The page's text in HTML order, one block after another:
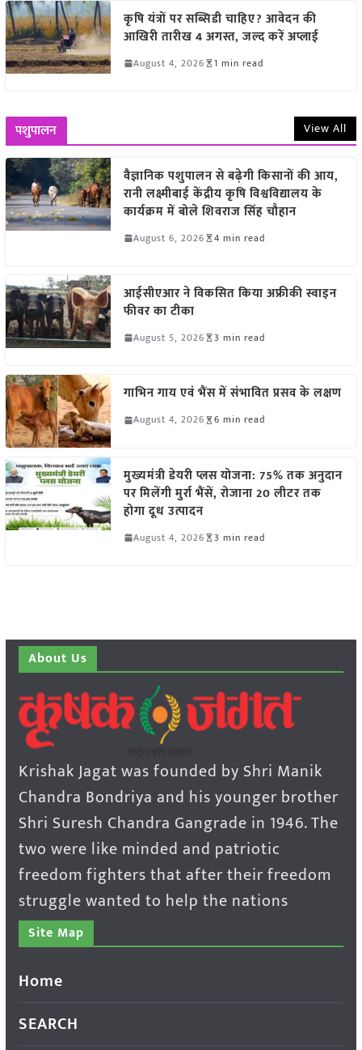
कृषि यंत्रों पर सब्सिडी चाहिए? आवेदन की
आखिरी तारीख 4 अगस्त, जल्द करें अप्लाई
August 4, 2026 1 min read
पशुपालन View All
वैज्ञानिक पशुपालन से बढ़ेगी किसानों की आय,
रानी लक्ष्मीबाई केंद्रीय कृषि विश्वविद्यालय के
कार्यक्रम में बोले शिवराज सिंह चौहान
August 6, 2026 4 min read
आईसीएआर ने विकसित किया अफ्रीकी स्वाइन
फीवर का टीका
August 5, 2026 3 min read
गाभिन गाय एवं भैंस में संभावित प्रसव के लक्षण
August 4, 2026 6 min read
मुख्यमंत्री डेयरी प्लस योजना: 75% तक अनुदान
पर मिलेंगी मुर्रा भैंसें, रोजाना 20 लीटर तक
होगा दूध उत्पादन
August 4, 2026 3 min read
About Us
Krishak Jagat was founded by Shri Manik
Chandra Bondriya and his younger brother
Shri Suresh Chandra Gangrade in 1946. The
two were like minded and patriotic
freedom fighters that after their freedom
struggle wanted to help the nations
Site Map
Home
SEARCH